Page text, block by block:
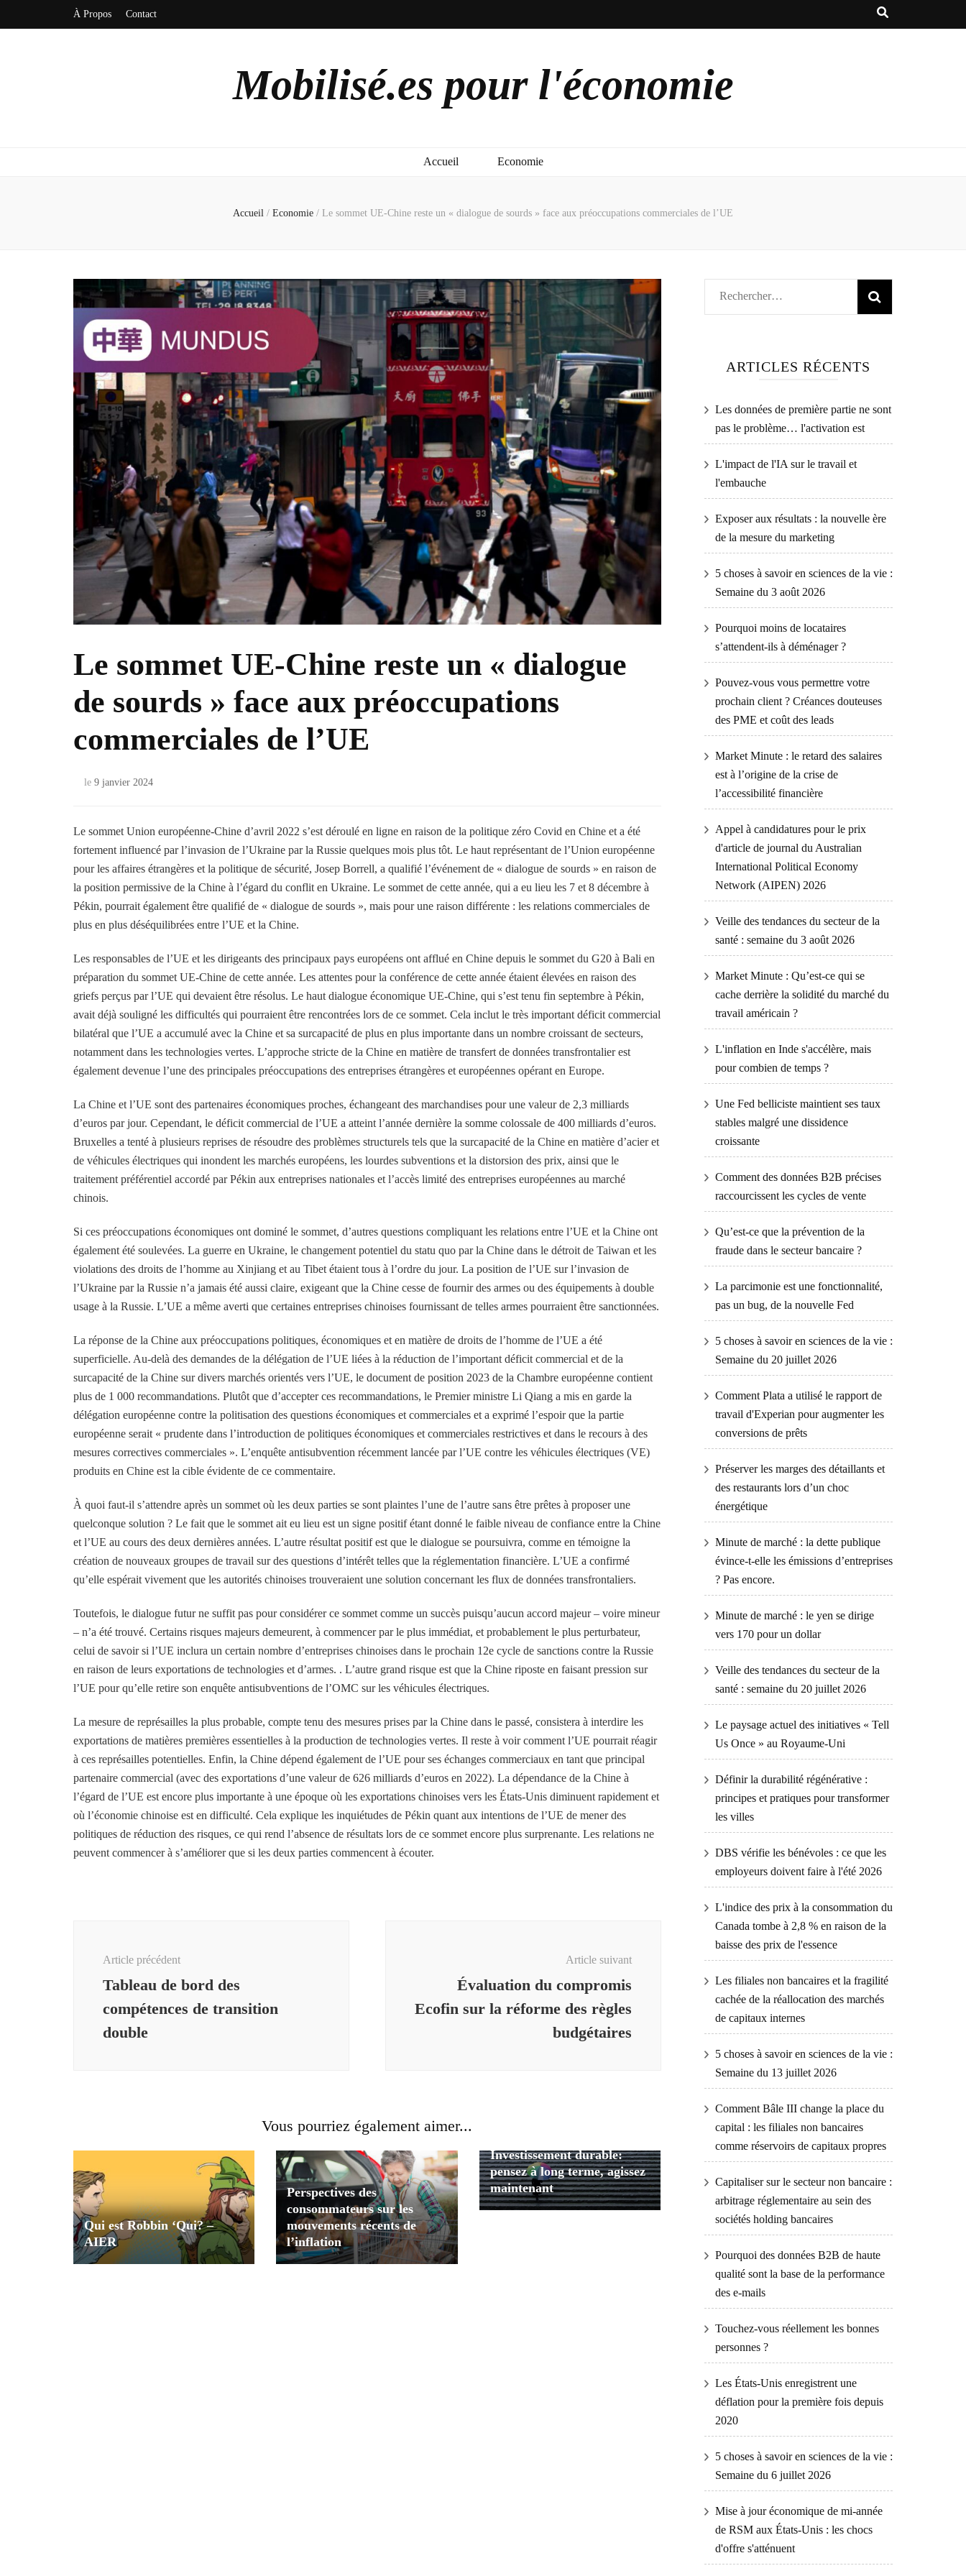
À Propos Contact
Mobilisé.es pour l'économie
Accueil Economie
Accueil / Economie / Le sommet UE-Chine reste un « dialogue de sourds » face aux préoccupations commerciales de l’UE
Le sommet UE-Chine reste un « dialogue
de sourds » face aux préoccupations
commerciales de l’UE
le 9 janvier 2024
Le sommet Union européenne-Chine d’avril 2022 s’est déroulé en ligne en raison de la politique zéro Covid en Chine et a été
fortement influencé par l’invasion de l’Ukraine par la Russie quelques mois plus tôt. Le haut représentant de l’Union européenne
pour les affaires étrangères et la politique de sécurité, Josep Borrell, a qualifié l’événement de « dialogue de sourds » en raison de
la position permissive de la Chine à l’égard du conflit en Ukraine. Le sommet de cette année, qui a eu lieu les 7 et 8 décembre à
Pékin, pourrait également être qualifié de « dialogue de sourds », mais pour une raison différente : les relations commerciales de
plus en plus déséquilibrées entre l’UE et la Chine.
Les responsables de l’UE et les dirigeants des principaux pays européens ont afflué en Chine depuis le sommet du G20 à Bali en
préparation du sommet UE-Chine de cette année. Les attentes pour la conférence de cette année étaient élevées en raison des
griefs perçus par l’UE qui devaient être résolus. Le haut dialogue économique UE-Chine, qui s’est tenu fin septembre à Pékin,
avait déjà souligné les difficultés qui pourraient être rencontrées lors de ce sommet. Cela inclut le très important déficit commercial
bilatéral que l’UE a accumulé avec la Chine et sa surcapacité de plus en plus importante dans un nombre croissant de secteurs,
notamment dans les technologies vertes. L’approche stricte de la Chine en matière de transfert de données transfrontalier est
également devenue l’une des principales préoccupations des entreprises étrangères et européennes opérant en Europe.
La Chine et l’UE sont des partenaires économiques proches, échangeant des marchandises pour une valeur de 2,3 milliards
d’euros par jour. Cependant, le déficit commercial de l’UE a atteint l’année dernière la somme colossale de 400 milliards d’euros.
Bruxelles a tenté à plusieurs reprises de résoudre des problèmes structurels tels que la surcapacité de la Chine en matière d’acier et
de véhicules électriques qui inondent les marchés européens, les lourdes subventions et la distorsion des prix, ainsi que le
traitement préférentiel accordé par Pékin aux entreprises nationales et l’accès limité des entreprises européennes au marché
chinois.
Si ces préoccupations économiques ont dominé le sommet, d’autres questions compliquant les relations entre l’UE et la Chine ont
également été soulevées. La guerre en Ukraine, le changement potentiel du statu quo par la Chine dans le détroit de Taiwan et les
violations des droits de l’homme au Xinjiang et au Tibet étaient tous à l’ordre du jour. La position de l’UE sur l’invasion de
l’Ukraine par la Russie n’a jamais été aussi claire, exigeant que la Chine cesse de fournir des armes ou des équipements à double
usage à la Russie. L’UE a même averti que certaines entreprises chinoises fournissant de telles armes pourraient être sanctionnées.
La réponse de la Chine aux préoccupations politiques, économiques et en matière de droits de l’homme de l’UE a été
superficielle. Au-delà des demandes de la délégation de l’UE liées à la réduction de l’important déficit commercial et de la
surcapacité de la Chine sur divers marchés orientés vers l’UE, le document de position 2023 de la Chambre européenne contient
plus de 1 000 recommandations. Plutôt que d’accepter ces recommandations, le Premier ministre Li Qiang a mis en garde la
délégation européenne contre la politisation des questions économiques et commerciales et a exprimé l’espoir que la partie
européenne serait « prudente dans l’introduction de politiques économiques et commerciales restrictives et dans le recours à des
mesures correctives commerciales ». L’enquête antisubvention récemment lancée par l’UE contre les véhicules électriques (VE)
produits en Chine est la cible évidente de ce commentaire.
À quoi faut-il s’attendre après un sommet où les deux parties se sont plaintes l’une de l’autre sans être prêtes à proposer une
quelconque solution ? Le fait que le sommet ait eu lieu est un signe positif étant donné le faible niveau de confiance entre la Chine
et l’UE au cours des deux dernières années. L’autre résultat positif est que le dialogue se poursuivra, comme en témoigne la
création de nouveaux groupes de travail sur des questions d’intérêt telles que la réglementation financière. L’UE a confirmé
qu’elle espérait vivement que les autorités chinoises trouveraient une solution concernant les flux de données transfrontaliers.
Toutefois, le dialogue futur ne suffit pas pour considérer ce sommet comme un succès puisqu’aucun accord majeur – voire mineur
– n’a été trouvé. Certains risques majeurs demeurent, à commencer par le plus immédiat, et probablement le plus perturbateur,
celui de savoir si l’UE inclura un certain nombre d’entreprises chinoises dans le prochain 12e cycle de sanctions contre la Russie
en raison de leurs exportations de technologies et d’armes. . L’autre grand risque est que la Chine riposte en faisant pression sur
l’UE pour qu’elle retire son enquête antisubventions de l’OMC sur les véhicules électriques.
La mesure de représailles la plus probable, compte tenu des mesures prises par la Chine dans le passé, consistera à interdire les
exportations de matières premières essentielles à la production de technologies vertes. Il reste à voir comment l’UE pourrait réagir
à ces représailles potentielles. Enfin, la Chine dépend également de l’UE pour ses échanges commerciaux en tant que principal
partenaire commercial (avec des exportations d’une valeur de 626 milliards d’euros en 2022). La dépendance de la Chine à
l’égard de l’UE est encore plus importante à une époque où les exportations chinoises vers les États-Unis diminuent rapidement et
où l’économie chinoise est en difficulté. Cela explique les inquiétudes de Pékin quant aux intentions de l’UE de mener des
politiques de réduction des risques, ce qui rend l’absence de résultats lors de ce sommet encore plus surprenante. Les relations ne
peuvent commencer à s’améliorer que si les deux parties commencent à écouter.
Article précédent
Tableau de bord des
compétences de transition
double
Article suivant
Évaluation du compromis
Ecofin sur la réforme des règles
budgétaires
Vous pourriez également aimer...
Qui est Robbin ‘Qui? –
AIER
Perspectives des
consommateurs sur les
mouvements récents de
l’inflation
Investissement durable:
pensez à long terme, agissez
maintenant
Rechercher :
ARTICLES RÉCENTS
Les données de première partie ne sont
pas le problème… l'activation est
L'impact de l'IA sur le travail et
l'embauche
Exposer aux résultats : la nouvelle ère
de la mesure du marketing
5 choses à savoir en sciences de la vie :
Semaine du 3 août 2026
Pourquoi moins de locataires
s’attendent-ils à déménager ?
Pouvez-vous vous permettre votre
prochain client ? Créances douteuses
des PME et coût des leads
Market Minute : le retard des salaires
est à l’origine de la crise de
l’accessibilité financière
Appel à candidatures pour le prix
d'article de journal du Australian
International Political Economy
Network (AIPEN) 2026
Veille des tendances du secteur de la
santé : semaine du 3 août 2026
Market Minute : Qu’est-ce qui se
cache derrière la solidité du marché du
travail américain ?
L'inflation en Inde s'accélère, mais
pour combien de temps ?
Une Fed belliciste maintient ses taux
stables malgré une dissidence
croissante
Comment des données B2B précises
raccourcissent les cycles de vente
Qu’est-ce que la prévention de la
fraude dans le secteur bancaire ?
La parcimonie est une fonctionnalité,
pas un bug, de la nouvelle Fed
5 choses à savoir en sciences de la vie :
Semaine du 20 juillet 2026
Comment Plata a utilisé le rapport de
travail d'Experian pour augmenter les
conversions de prêts
Préserver les marges des détaillants et
des restaurants lors d’un choc
énergétique
Minute de marché : la dette publique
évince-t-elle les émissions d’entreprises
? Pas encore.
Minute de marché : le yen se dirige
vers 170 pour un dollar
Veille des tendances du secteur de la
santé : semaine du 20 juillet 2026
Le paysage actuel des initiatives « Tell
Us Once » au Royaume-Uni
Définir la durabilité régénérative :
principes et pratiques pour transformer
les villes
DBS vérifie les bénévoles : ce que les
employeurs doivent faire à l'été 2026
L'indice des prix à la consommation du
Canada tombe à 2,8 % en raison de la
baisse des prix de l'essence
Les filiales non bancaires et la fragilité
cachée de la réallocation des marchés
de capitaux internes
5 choses à savoir en sciences de la vie :
Semaine du 13 juillet 2026
Comment Bâle III change la place du
capital : les filiales non bancaires
comme réservoirs de capitaux propres
Capitaliser sur le secteur non bancaire :
arbitrage réglementaire au sein des
sociétés holding bancaires
Pourquoi des données B2B de haute
qualité sont la base de la performance
des e-mails
Touchez-vous réellement les bonnes
personnes ?
Les États-Unis enregistrent une
déflation pour la première fois depuis
2020
5 choses à savoir en sciences de la vie :
Semaine du 6 juillet 2026
Mise à jour économique de mi-année
de RSM aux États-Unis : les chocs
d'offre s'atténuent